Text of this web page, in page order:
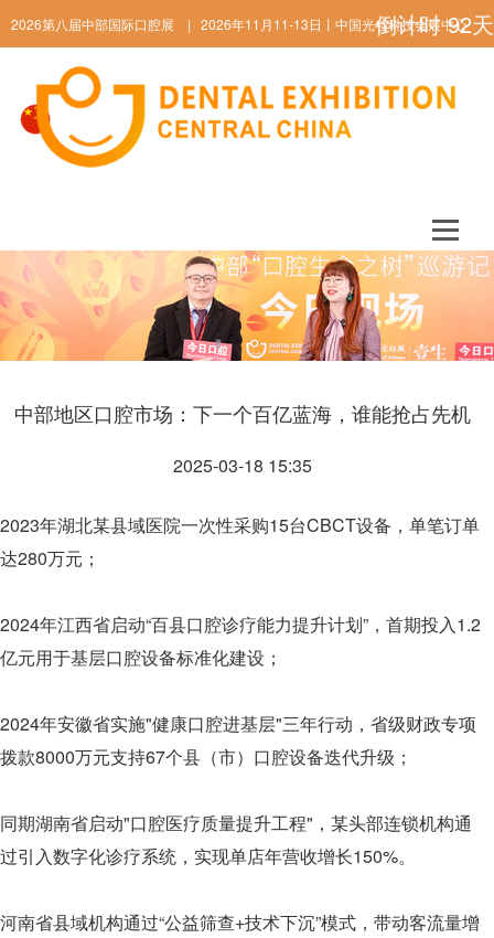
2026第八届中部国际口腔展 | 2026年11月11-13日丨中国光谷科技会展中心
倒计时92天
中部地区口腔市场：下一个百亿蓝海，谁能抢占先机
2025-03-18 15:35
2023年湖北某县域医院一次性采购15台CBCT设备，单笔订单
达280万元；
2024年江西省启动“百县口腔诊疗能力提升计划”，首期投入1.2
亿元用于基层口腔设备标准化建设；
2024年安徽省实施"健康口腔进基层"三年行动，省级财政专项
拨款8000万元支持67个县（市）口腔设备迭代升级；
同期湖南省启动"口腔医疗质量提升工程"，某头部连锁机构通
过引入数字化诊疗系统，实现单店年营收增长150%。
河南省县域机构通过“公益筛查+技术下沉”模式，带动客流量增